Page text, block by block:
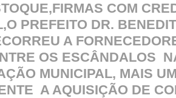
COM
PREFEITO DR.
A
OS ESCÂNDALOS
MUNICIPAL, MAIS
A AQUISIÇÃO DE